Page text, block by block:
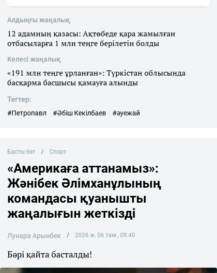
Алдыңғы жаңалық
12 адамның қазасы: Ақтөбеде қара жамылған
отбасыларға 1 млн теңге берілетін болды
Келесі жаңалық
«191 млн теңге ұрланған»: Түркістан облысында
басқарма басшысы қамауға алынды
Тегтер:
#Петропавл #Әбіш Кекілбаев #әуежай
Басты бет Спорт
«Америкаға аттанамыз»:
Жәнібек Әлімханұлының
командасы қуанышты
жаңалығын жеткізді
Лунара Арынбек 2026 ж. 06 там., 09:40
Бәрі қайта басталды!